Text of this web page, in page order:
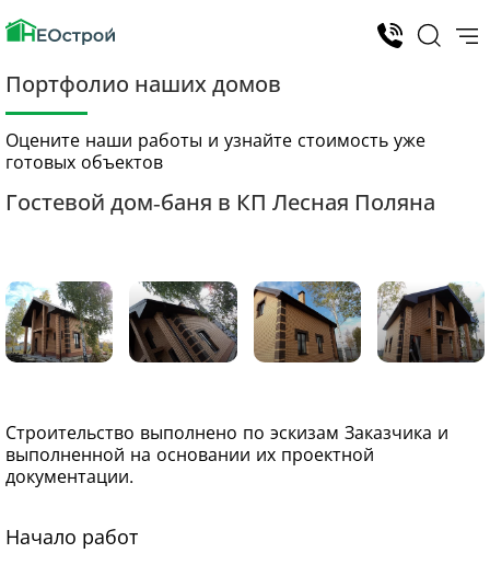
Портфолио наших домов
Оцените наши работы и узнайте стоимость уже
готовых объектов
Гостевой дом-баня в КП Лесная Поляна
Строительство выполнено по эскизам Заказчика и
выполненной на основании их проектной
документации.
Начало работ